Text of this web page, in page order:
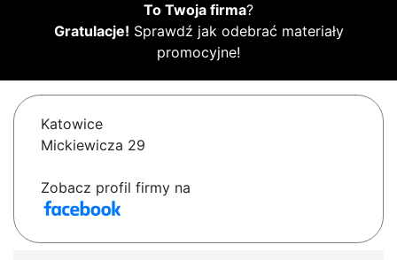
To Twoja firma?
Gratulacje! Sprawdź jak odebrać materiały
promocyjne!
Katowice
Mickiewicza 29
Zobacz profil firmy na